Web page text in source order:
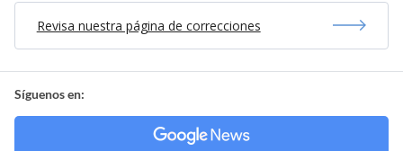
Revisa nuestra página de correcciones
Síguenos en: